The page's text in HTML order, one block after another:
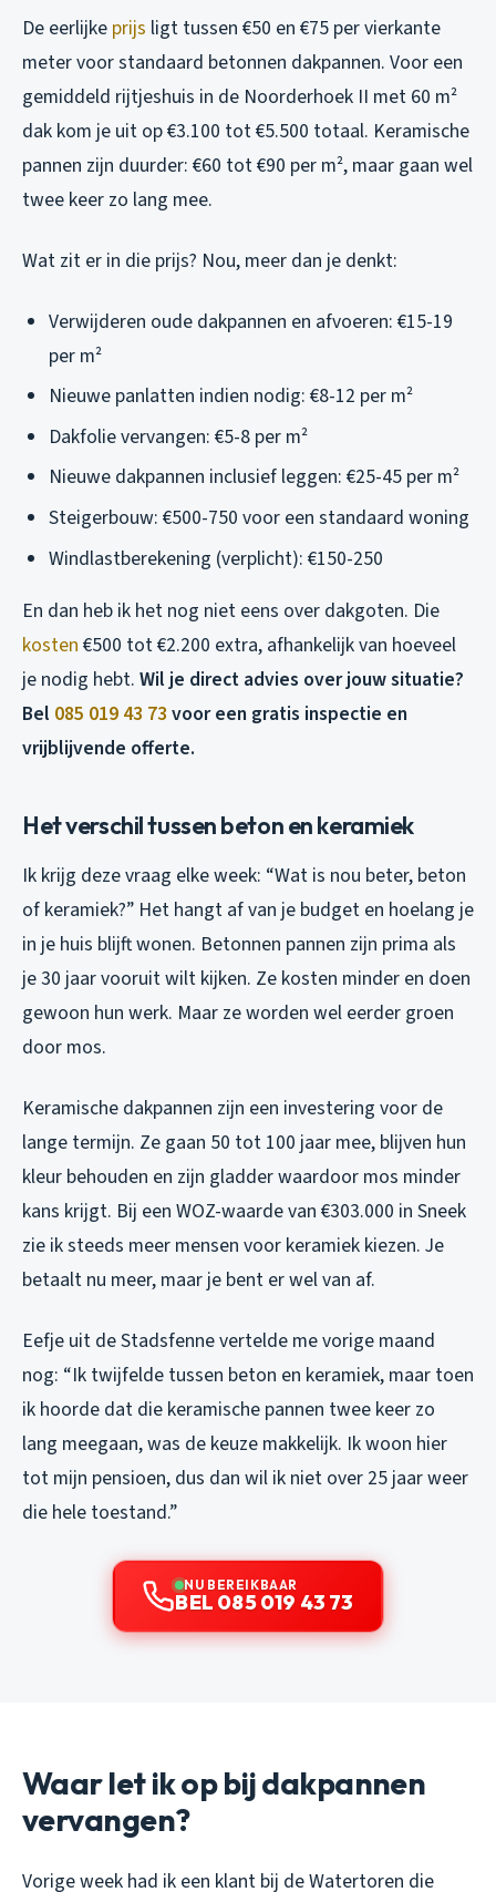
De eerlijke prijs ligt tussen €50 en €75 per vierkante
meter voor standaard betonnen dakpannen. Voor een
gemiddeld rijtjeshuis in de Noorderhoek II met 60 m²
dak kom je uit op €3.100 tot €5.500 totaal. Keramische
pannen zijn duurder: €60 tot €90 per m², maar gaan wel
twee keer zo lang mee.
Wat zit er in die prijs? Nou, meer dan je denkt:
Verwijderen oude dakpannen en afvoeren: €15-19
per m²
Nieuwe panlatten indien nodig: €8-12 per m²
Dakfolie vervangen: €5-8 per m²
Nieuwe dakpannen inclusief leggen: €25-45 per m²
Steigerbouw: €500-750 voor een standaard woning
Windlastberekening (verplicht): €150-250
En dan heb ik het nog niet eens over dakgoten. Die
kosten €500 tot €2.200 extra, afhankelijk van hoeveel
je nodig hebt. Wil je direct advies over jouw situatie?
Bel 085 019 43 73 voor een gratis inspectie en
vrijblijvende offerte.
Het verschil tussen beton en keramiek
Ik krijg deze vraag elke week: “Wat is nou beter, beton
of keramiek?” Het hangt af van je budget en hoelang je
in je huis blijft wonen. Betonnen pannen zijn prima als
je 30 jaar vooruit wilt kijken. Ze kosten minder en doen
gewoon hun werk. Maar ze worden wel eerder groen
door mos.
Keramische dakpannen zijn een investering voor de
lange termijn. Ze gaan 50 tot 100 jaar mee, blijven hun
kleur behouden en zijn gladder waardoor mos minder
kans krijgt. Bij een WOZ-waarde van €303.000 in Sneek
zie ik steeds meer mensen voor keramiek kiezen. Je
betaalt nu meer, maar je bent er wel van af.
Eefje uit de Stadsfenne vertelde me vorige maand
nog: “Ik twijfelde tussen beton en keramiek, maar toen
ik hoorde dat die keramische pannen twee keer zo
lang meegaan, was de keuze makkelijk. Ik woon hier
tot mijn pensioen, dus dan wil ik niet over 25 jaar weer
die hele toestand.”
NU BEREIKBAAR
BEL 085 019 43 73
Waar let ik op bij dakpannen
vervangen?
Vorige week had ik een klant bij de Watertoren die